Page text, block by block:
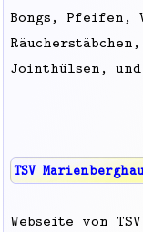
Bongs, Pfeifen,
Jointhülsen,
TSV
Webseite von